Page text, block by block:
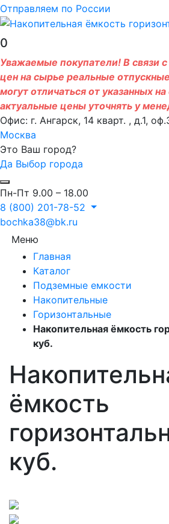
Отправляем по России
0
Уважаемые покупатели! В связи
цен на сырье реальные
могут отличаться от указанных
актуальные цены уточнять у
Офис: г. Ангарск, 14 кварт. , д.1,
Москва
Это Ваш город?
Да Выбор города
Пн-Пт 9.00 – 18.00
8 (800) 201-78-52
bochka38@bk.ru
Меню
Главная
Каталог
Подземные емкости
Накопительные
Горизонтальные
Накопительная ёмкость
куб.
ёмкость
куб.